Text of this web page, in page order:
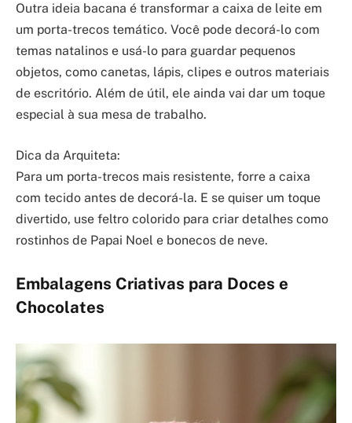
Outra ideia bacana é transformar a caixa de leite em
um porta-trecos temático. Você pode decorá-lo com
temas natalinos e usá-lo para guardar pequenos
objetos, como canetas, lápis, clipes e outros materiais
de escritório. Além de útil, ele ainda vai dar um toque
especial à sua mesa de trabalho.
Dica da Arquiteta:
Para um porta-trecos mais resistente, forre a caixa
com tecido antes de decorá-la. E se quiser um toque
divertido, use feltro colorido para criar detalhes como
rostinhos de Papai Noel e bonecos de neve.
Embalagens Criativas para Doces e
Chocolates